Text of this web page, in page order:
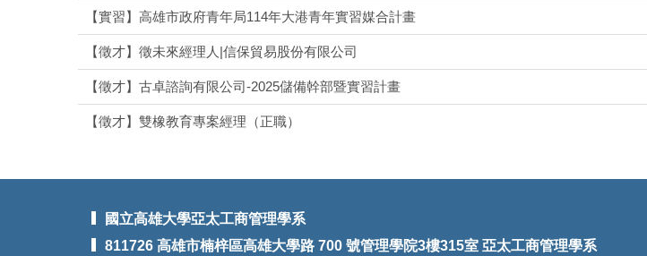
【實習】高雄市政府青年局114年大港青年實習媒合計畫
【徵才】徵未來經理人|信保貿易股份有限公司
【徵才】古卓諮詢有限公司-2025儲備幹部暨實習計畫
【徵才】雙橡教育專案經理（正職）
國立高雄大學亞太工商管理學系
811726 高雄市楠梓區高雄大學路 700 號管理學院3樓315室 亞太工商管理學系